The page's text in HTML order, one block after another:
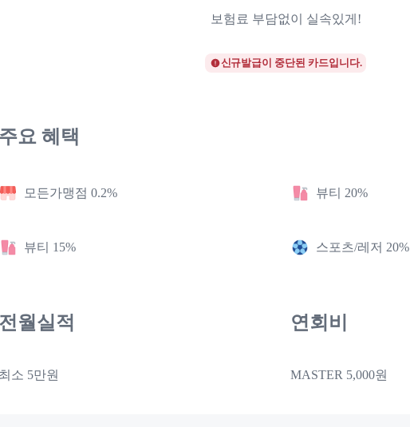
보험료 부담없이 실속있게!
신규발급이 중단된 카드입니다.
주요 혜택
모든가맹점 0.2% 뷰티 20%
뷰티 15% 스포츠/레저 20%
전월실적
최소 5만원
연회비
MASTER 5,000원